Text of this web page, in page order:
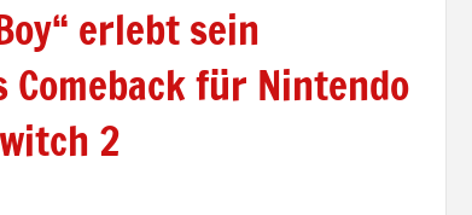
erlebt sein
für Nintendo
2